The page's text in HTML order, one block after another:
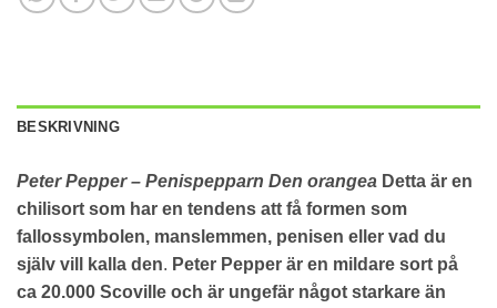
BESKRIVNING
Peter Pepper – Penispepparn Den orangea Detta är en
chilisort som har en tendens att få formen som
fallossymbolen, manslemmen, penisen eller vad du
själv vill kalla den. Peter Pepper är en mildare sort på
ca 20.000 Scoville och är ungefär något starkare än